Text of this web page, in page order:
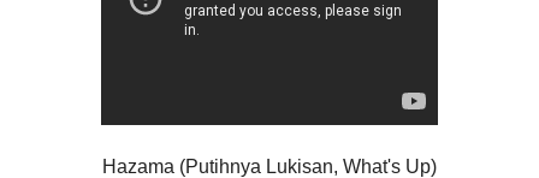
Hazama (Putihnya Lukisan, What's Up)